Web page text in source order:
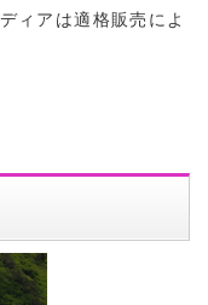
ィアは適格販売によ